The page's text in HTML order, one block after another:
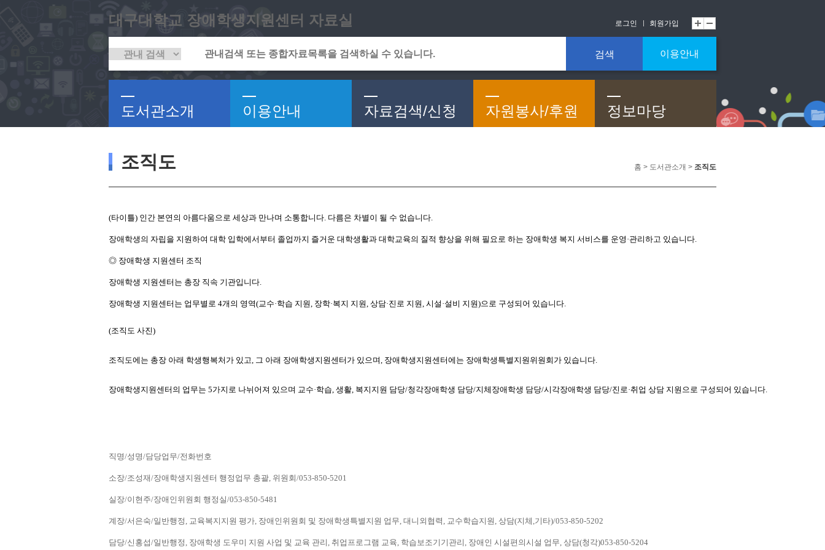
대구대학교 장애학생지원센터 자료실 로그인 회원가입
검색 이용안내
도서관소개 이용안내 자료검색/신청 자원봉사/후원 정보마당
조직도 홈 > 도서관소개 > 조직도
(타이틀) 인간 본연의 아름다움으로 세상과 만나며 소통합니다. 다름은 차별이 될 수 없습니다.
장애학생의 자립을 지원하여 대학 입학에서부터 졸업까지 즐거운 대학생활과 대학교육의 질적 향상을 위해 필요로 하는 장애학생 복지 서비스를 운영·관리하고 있습니다.
◎ 장애학생 지원센터 조직
장애학생 지원센터는 총장 직속 기관입니다.
장애학생 지원센터는 업무별로 4개의 영역(교수·학습 지원, 장학·복지 지원, 상담·진로 지원, 시설·설비 지원)으로 구성되어 있습니다.
(조직도 사진)
조직도에는 총장 아래 학생행복처가 있고, 그 아래 장애학생지원센터가 있으며, 장애학생지원센터에는 장애학생특별지원위원회가 있습니다.
장애학생지원센터의 업무는 5가지로 나뉘어져 있으며 교수·학습, 생활, 복지지원 담당/청각장애학생 담당/지체장애학생 담당/시각장애학생 담당/진로·취업 상담 지원으로 구성되어 있습니다.
직명/성명/담당업무/전화번호
소장/조성재/장애학생지원센터 행정업무 총괄, 위원회/053-850-5201
실장/이현주/장애인위원회 행정실/053-850-5481
계장/서은숙/일반행정, 교육복지지원 평가, 장애인위원회 및 장애학생특별지원 업무, 대니외협력, 교수학습지원, 상담(지체,기타)/053-850-5202
담당/신홍섭/일반행정, 장애학생 도우미 지원 사업 및 교육 관리, 취업프로그램 교육, 학습보조기기관리, 장애인 시설편의시설 업무, 상담(청각)053-850-5204